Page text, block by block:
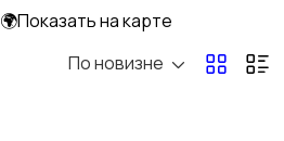
Ручные инструменты
🌍Показать на карте
По новизне